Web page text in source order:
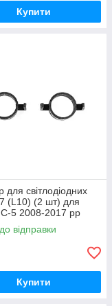
Купити
для світлодіодних
(L10) (2 шт) для
5 2008-2017 рр
відправки
Купити